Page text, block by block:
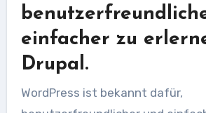
einfacher zu
Drupal.
WordPress ist bekannt dafür,